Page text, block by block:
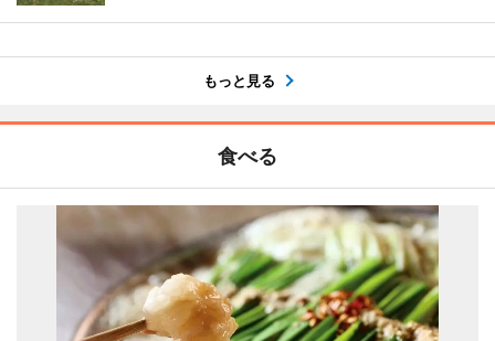
もっと見る
食べる